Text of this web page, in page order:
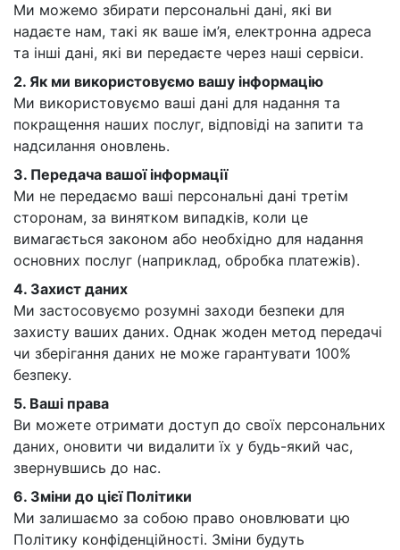
Ми можемо збирати персональні дані, які ви
надаєте нам, такі як ваше ім’я, електронна адреса
та інші дані, які ви передаєте через наші сервіси.
2. Як ми використовуємо вашу інформацію
Ми використовуємо ваші дані для надання та
покращення наших послуг, відповіді на запити та
надсилання оновлень.
3. Передача вашої інформації
Ми не передаємо ваші персональні дані третім
сторонам, за винятком випадків, коли це
вимагається законом або необхідно для надання
основних послуг (наприклад, обробка платежів).
4. Захист даних
Ми застосовуємо розумні заходи безпеки для
захисту ваших даних. Однак жоден метод передачі
чи зберігання даних не може гарантувати 100%
безпеку.
5. Ваші права
Ви можете отримати доступ до своїх персональних
даних, оновити чи видалити їх у будь-який час,
звернувшись до нас.
6. Зміни до цієї Політики
Ми залишаємо за собою право оновлювати цю
Політику конфіденційності. Зміни будуть